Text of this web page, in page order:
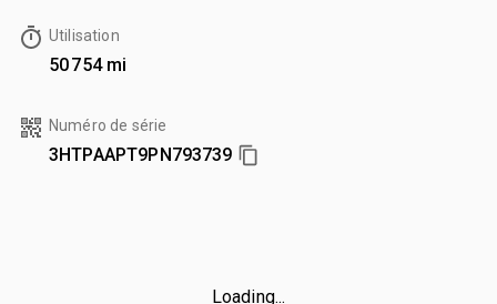
Utilisation
50 754 mi
Numéro de série
3HTPAAPT9PN793739
Loading...